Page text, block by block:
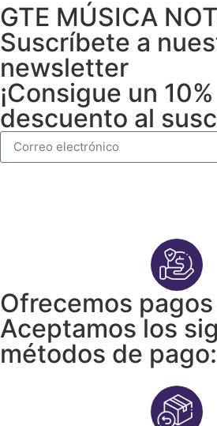
GTE MÚSICA
Suscríbete a
newsletter
¡Consigue un
descuento al
Ofrecemos
Aceptamos los
métodos de pago: